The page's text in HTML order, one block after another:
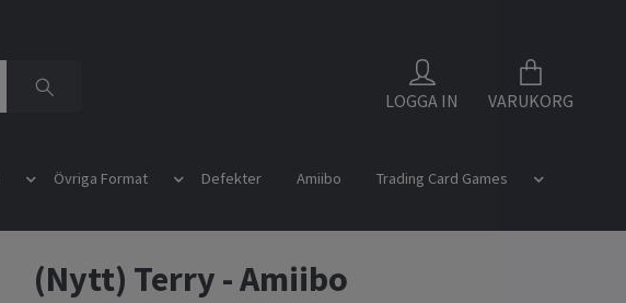
LOGGA IN VARUKORG
Övriga Format Defekter Amiibo
Trading Card Games
(Nytt) Terry - Amiibo